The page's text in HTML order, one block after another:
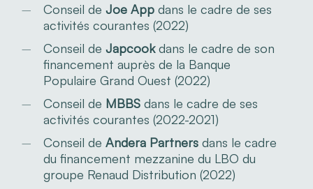
Conseil de Joe Appdans le cadre de ses
activités courantes (2022)
Conseil de Japcookdans le cadre de son
financement auprès de la Banque
Populaire Grand Ouest (2022)
Conseil de MBBSdans le cadre de ses
activités courantes (2022-2021)
Conseil de Andera Partnersdans le cadre
du financement mezzanine du LBO du
groupe Renaud Distribution (2022)